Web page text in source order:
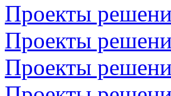
Проекты
Проекты
Проекты